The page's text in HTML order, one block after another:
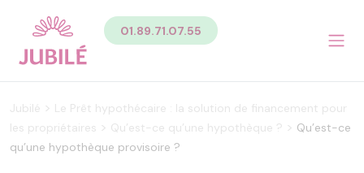
Contenu
Sommaire du contenu de la page
Menu
Pied de page
Menu principal Pied de page
Menu secondaire Pied de page
01.89.71.07.55
Jubilé
Le Prêt hypothécaire : la solution de financement pour
les propriétaires
Qu’est-ce qu’une hypothèque ?
Qu’est-ce
qu’une hypothèque provisoire ?